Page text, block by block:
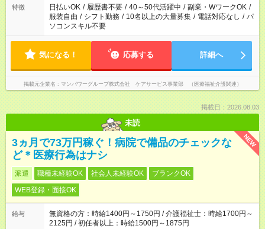
特徴 日払いOK / 履歴書不要 / 40～50代活躍中 / 副業・WワークOK /
服装自由 / シフト勤務 / 10名以上の大量募集 / 電話対応なし / パ
ソコンスキル不要
気になる！ 応募する 詳細へ
掲載元企業名 マンパワーグループ株式会社 ケアサービス事業部 （医療福祉介護関連）
掲載日：2026.08.03
未読
NEW
3ヵ月で73万円稼ぐ！病院で備品のチェックな
ど＊医療行為はナシ
派遣 職種未経験OK 社会人未経験OK
ブランクOK
WEB登録・面接OK
給与
無資格の方：時給1400円～1750円 / 介護福祉士：時給1700円～
2125円 / 初任者以上：時給1500円～1875円